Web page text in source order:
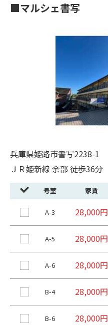
■マルシェ書写
兵庫県姫路市書写2238-1
ＪＲ姫新線 余部 徒歩36分
号室 家賃
A-3 28,000円
A-5 28,000円
A-6 28,000円
B-4 28,000円
B-6 28,000円